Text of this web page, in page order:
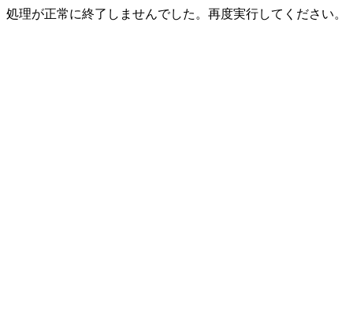
処理が正常に終了しませんでした。再度実行してください。